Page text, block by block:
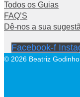
Todos os Guias
FAQ’S
Dê-nos a sua
Facebook-f
© 2026 Beatriz